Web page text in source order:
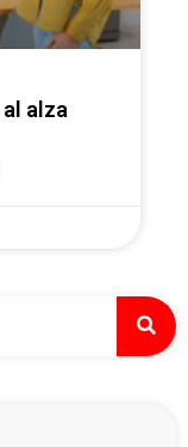
al alza